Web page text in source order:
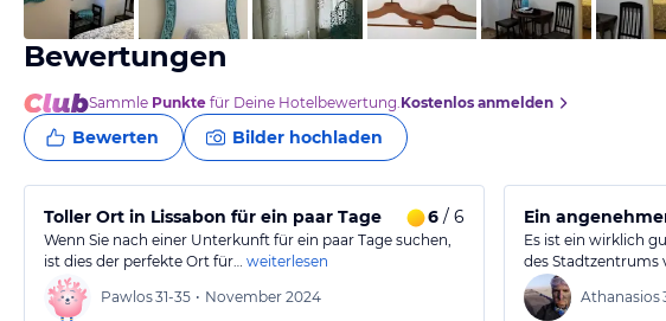
Bewertungen
Sammle Punkte für Deine Hotelbewertung.Kostenlos anmelden
Bewerten Bilder hochladen
Toller Ort in Lissabon für ein paar Tage 6 / 6
Wenn Sie nach einer Unterkunft für ein paar Tage suchen,
ist dies der perfekte Ort für… weiterlesen
Pawlos31-35 • November 2024
Ein
Es ist ein wirklich
des Stadtzentrums
Athanasios